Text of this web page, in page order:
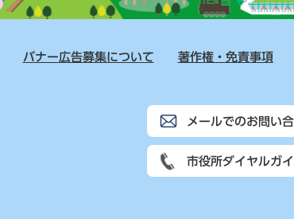
バナー広告募集について 著作権・免責事項
メールでのお問い
市役所ダイヤルガ